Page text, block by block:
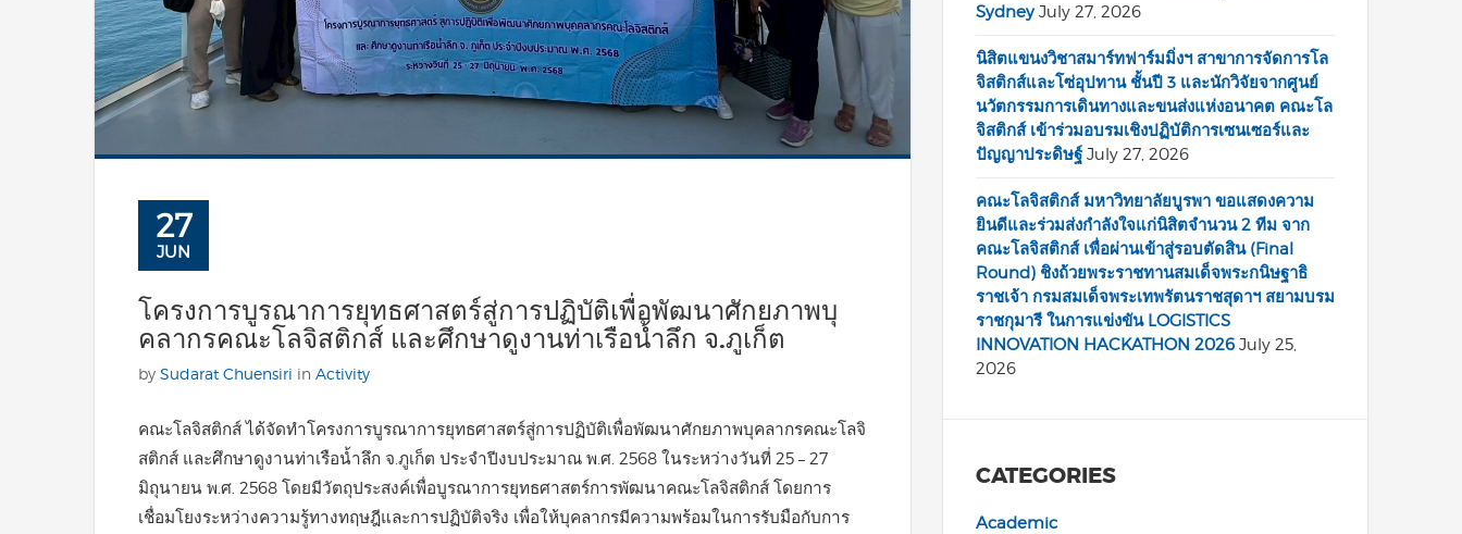
27
JUN
โครงการบูรณาการยุทธศาสตร์สู่การปฏิบัติเพื่อพัฒนาศักยภาพบุ
คลากรคณะโลจิสติกส์ และศึกษาดูงานท่าเรือน้ำลึก จ.ภูเก็ต
by Sudarat Chuensiri in Activity
คณะโลจิสติกส์ ได้จัดทำโครงการบูรณาการยุทธศาสตร์สู่การปฏิบัติเพื่อพัฒนาศักยภาพบุคลากรคณะโลจิ
สติกส์ และศึกษาดูงานท่าเรือน้ำลึก จ.ภูเก็ต ประจำปีงบประมาณ พ.ศ. 2568 ในระหว่างวันที่ 25 – 27
มิถุนายน พ.ศ. 2568 โดยมีวัตถุประสงค์เพื่อบูรณาการยุทธศาสตร์การพัฒนาคณะโลจิสติกส์ โดยการ
เชื่อมโยงระหว่างความรู้ทางทฤษฎีและการปฏิบัติจริง เพื่อให้บุคลากรมีความพร้อมในการรับมือกับการ
Sydney July 27, 2026
นิสิตแขนงวิชาสมาร์ทฟาร์มมิ่งฯ สาขาการจัดการโล
จิสติกส์และโซ่อุปทาน ชั้นปี 3 และนักวิจัยจากศูนย์
นวัตกรรมการเดินทางและขนส่งแห่งอนาคต คณะโล
จิสติกส์ เข้าร่วมอบรมเชิงปฏิบัติการเซนเซอร์และ
ปัญญาประดิษฐ์ July 27, 2026
คณะโลจิสติกส์ มหาวิทยาลัยบูรพา ขอแสดงความ
ยินดีและร่วมส่งกำลังใจแก่นิสิตจำนวน 2 ทีม จาก
คณะโลจิสติกส์ เพื่อผ่านเข้าสู่รอบตัดสิน (Final
Round) ชิงถ้วยพระราชทานสมเด็จพระกนิษฐาธิ
ราชเจ้า กรมสมเด็จพระเทพรัตนราชสุดาฯ สยามบรม
ราชกุมารี ในการแข่งขัน LOGISTICS
INNOVATION HACKATHON 2026 July 25,
2026
CATEGORIES
Academic